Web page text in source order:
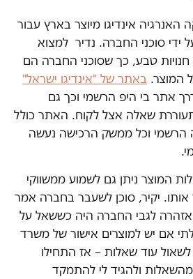
האנרגיה אינדיגו מיוצר בארץ עבור
ידי סוכני החברה. נדיר למצוא
טבע, כך שסוכני החברה הם
המוצר. באתר של "אינדיגו ישראל"
אתר בי היפ הרשמי וכך גם
שאלה אצל לקוח. האתר כולל
הרשמי וכל ממשק הרכישה נעשה
המוצר ניתן גם לשמוע ממשווקי
אותו. יקיר, סוכן לשעבר בחברה אמר
לגבי החברה היה כששאל על
אם יש למוצרים אישור של משרד
עוד שאלות – אז התחילו
ולהגיד לי להתמקד